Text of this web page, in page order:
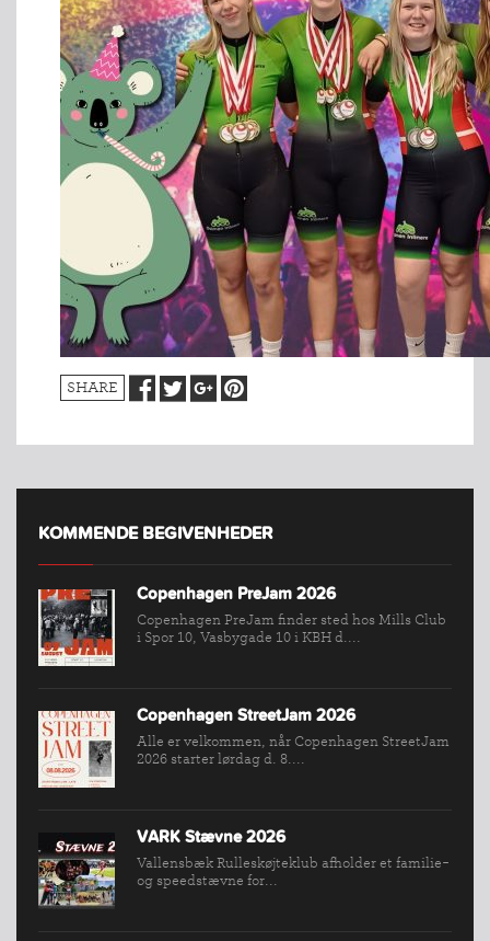
INDMELDELSE
NYHEDER
FIND
KLUB
SPORTSGRENE
FORBUNDET
VÆRKTØJSKASSEN
SHARE
KOMMENDE BEGIVENHEDER
Copenhagen PreJam 2026
Copenhagen PreJam finder sted hos Mills Club
i Spor 10, Vasbygade 10 i KBH d....
Copenhagen StreetJam 2026
Alle er velkommen, når Copenhagen StreetJam
2026 starter lørdag d. 8....
VARK Stævne 2026
Vallensbæk Rulleskøjteklub afholder et familie-
og speedstævne for...